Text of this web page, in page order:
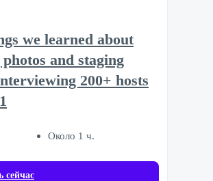
we learned about
and staging
200+ hosts
Около 1 ч.
сейчас